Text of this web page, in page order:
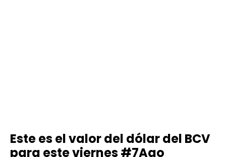
Este es el valor del dólar del BCV
para este viernes #7Ago